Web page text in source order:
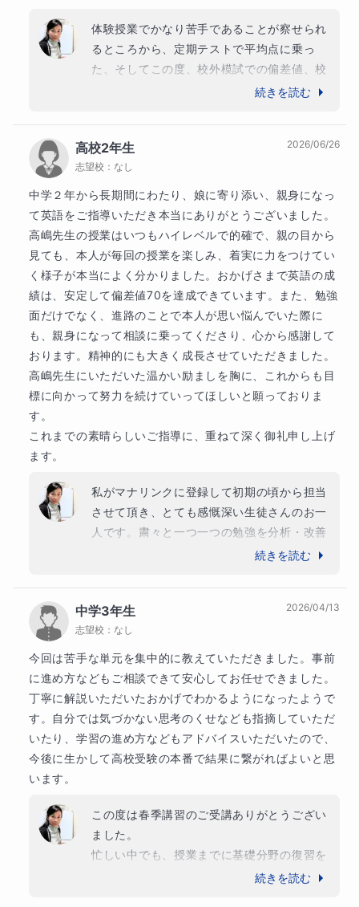
文法は文法、読解は読解とギャップができていませんか。
実践を通して、スルーしていた知識、不足部分を知りなが
ら、補っていくことを繰り返し、定着を目指します。
単語帳や文法書で意味や使い方を知ったあとに
知ることが大事です。
＊マナリンクでの生徒さん＊
マナリンクの指導では、高校2年生(国立医学部志望)から
スタート高2の終わりで平均点から模試満点2回(古文漢文
ともに)→国立大学医学部推薦合格
関東圏中高一貫校中3(国立医・薬学部志望)からスタート
で高一初めての校外模試満点
の生徒さんがでています。
＊指導可能曜日・時間＊
詳細はチャットでやり取りをしながら日時を決めれればと
体験授業でかなり苦手であることが察せられ
るところから、定期テストで平均点に乗っ
た、そしてこの度、校外模試での偏差値、校
内順位ともに、トップレベルに入れたことは
に取り組んでくれて、コツコツ続けた努力が
成果につながったことを嬉しく思いました。
堂々と志望大学に向けて進められる段階に一
歩足を入れたので、引き続き、頑張って合格
へ繫げていけたらと思います。
引き続きどうぞ宜しくお願い致します。
この度はご投稿ありがとうございます!!
続きを読む
高校2年生
志望校： なし
2026/06/26
中学２年から長期間にわたり、娘に寄り添い、親身になっ
て英語をご指導いただき本当にありがとうございました。
高嶋先生の授業はいつもハイレベルで的確で、親の目から
見ても、本人が毎回の授業を楽しみ、着実に力をつけてい
く様子が本当によく分かりました。おかげさまで英語の成
績は、安定して偏差値70を達成できています。​また、勉強
面だけでなく、進路のことで本人が思い悩んでいた際に
も、親身になって相談に乗ってくださり、心から感謝して
おります。精神的にも大きく成長させていただきました。
高嶋​先生にいただいた温かい励ましを胸に、これからも目
標に向かって努力を続けていってほしいと願っておりま
す。
これまでの素晴らしいご指導に、重ねて深く御礼申し上げ
ます。
私がマナリンクに登録して初期の頃から担当
させて頂き、とても感慨深い生徒さんのお一
人です。粛々と一つ一つの勉強を分析・改善
して丁寧にやり遂げ、また一段あげて、たゆ
つけられましたね。成果をためてきたからこ
そ、狙いに行ける目標ですね。
これまで学習の過程や姿勢、成果を共有させ
て頂き、私自身も、とても身の引き締まる経
験をさせて頂き、転機を頂きました。
今後のご活躍を陰ながら応援しております。
長らく共に歩ませて頂き、本当にありがとう
ございました。
続きを読む
中学3年生
志望校： なし
2026/04/13
今回は苦手な単元を集中的に教えていただきました。事前
に進め方などもご相談できて安心してお任せできました。
丁寧に解説いただいたおかげでわかるようになったようで
す。自分では気づかない思考のくせなども指摘していただ
いたり、学習の進め方などもアドバイスいただいたので、
今後に生かして高校受験の本番で結果に繋がればよいと思
います。
この度は春季講習のご受講ありがとうござい
ました。
忙しい中でも、授業までに基礎分野の復習を
して頂いたおかげで、関数と図形の分野の理
続きを読む